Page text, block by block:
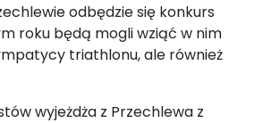
odbędzie się konkurs
roku będą mogli wziąć w nim
triathlonu, ale również
wyjeżdża z Przechlewa z